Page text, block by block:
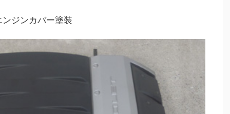
ンジンカバー塗装